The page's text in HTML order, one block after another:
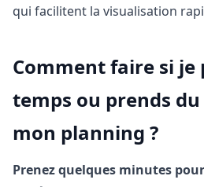
qui facilitent la visualisation
Comment faire si je
temps ou prends
mon planning ?
Prenez quelques minutes